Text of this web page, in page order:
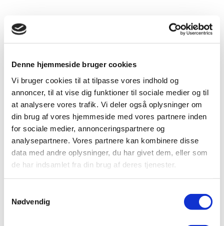
Denne hjemmeside bruger cookies
Vi bruger cookies til at tilpasse vores indhold og
annoncer, til at vise dig funktioner til sociale medier og til
at analysere vores trafik. Vi deler også oplysninger om
din brug af vores hjemmeside med vores partnere inden
for sociale medier, annonceringspartnere og
analysepartnere. Vores partnere kan kombinere disse
data med andre oplysninger, du har givet dem, eller som
de har indsamlet fra din brug af deres tjenester.
Nødvendig
Transformations – Den
nemme måde at
modificere og rense
data i Electronic
Reporting D365FO